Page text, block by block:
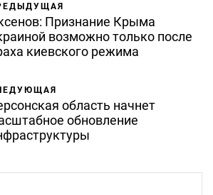
Признание Крыма
возможно только после
киевского режима
область начнет
обновление